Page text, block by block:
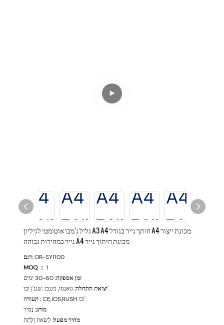
גליל ג'מבו אוטומטי לגיליון A3 A4 חותך נייר בגודל A4 מכונת ייצור
נייר במהירות גבוהה A4 מכונת חיתוך נייר
דגם:OR-SY1100
MOQ ：1
זמן אספקה:30-60 ימים
יציאת התחלה:גואנגזו, נינגבו, שנג'ן וכו'.
תעודה :
CE,IOS,RUSH וכו'.
מותג: נָסִיך
מחיר מפעל: לָשֵׂאת וְלָתֵת